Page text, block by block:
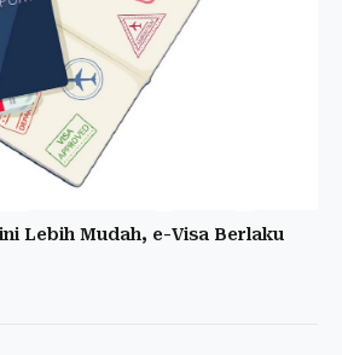
Lebih Mudah, e-Visa Berlaku